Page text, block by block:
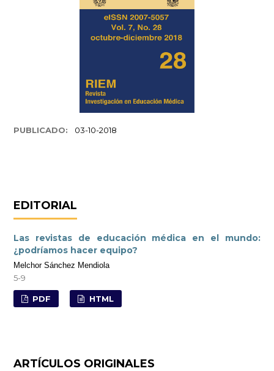
PUBLICADO: 03-10-2018
EDITORIAL
Las revistas de educación médica en el mundo:
¿podríamos hacer equipo?
Melchor Sánchez Mendiola
5-9
PDF HTML
ARTÍCULOS ORIGINALES